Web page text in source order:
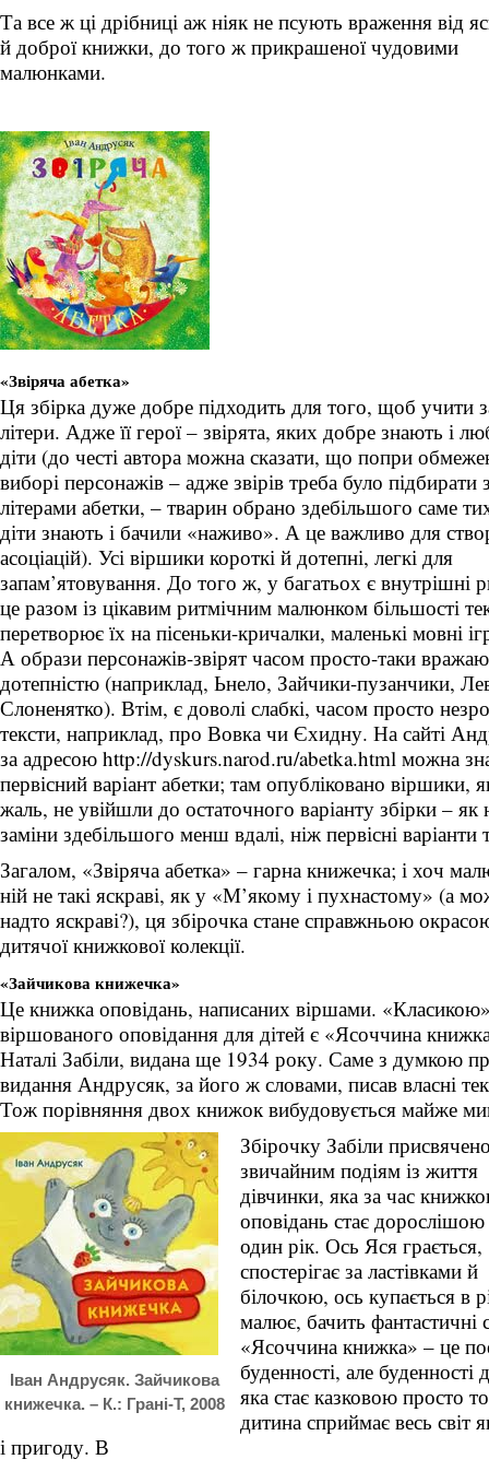
Та все ж ці дрібниці аж ніяк не псують враження від
й доброї книжки, до того ж прикрашеної чудовими
малюнками.
«Звіряча абетка»
Ця збірка дуже добре підходить для того, щоб учити
літери. Адже її герої – звірята, яких добре знають і
діти (до честі автора можна сказати, що попри
виборі персонажів – адже звірів треба було підбирати
літерами абетки, – тварин обрано здебільшого саме
діти знають і бачили «наживо». А це важливо для
асоціацій). Усі віршики короткі й дотепні, легкі для
запам’ятовування. До того ж, у багатьох є внутрішні
це разом із цікавим ритмічним малюнком більшості
перетворює їх на пісеньки-кричалки, маленькі мовні
А образи персонажів-звірят часом просто-таки
дотепністю (наприклад, Ьнело, Зайчики-пузанчики,
Слоненятко). Втім, є доволі слабкі, часом просто
тексти, наприклад, про Вовка чи Єхидну. На сайті
за адресою http://dyskurs.narod.ru/abetka.html можна
первісний варіант абетки; там опубліковано віршики,
жаль, не увійшли до остаточного варіанту збірки – як
заміни здебільшого менш вдалі, ніж первісні варіанти
Загалом, «Звіряча абетка» – гарна книжечка; і хоч
ній не такі яскраві, як у «М’якому і пухнастому» (а
надто яскраві?), ця збірочка стане справжньою
дитячої книжкової колекції.
«Зайчикова книжечка»
Це книжка оповідань, написаних віршами.
віршованого оповідання для дітей є «Ясоччина
Наталі Забіли, видана ще 1934 року. Саме з думкою
видання Андрусяк, за його ж словами, писав власні
Тож порівняння двох книжок вибудовується майже
Іван Андрусяк. Зайчикова
книжечка. – К.: Грані-Т, 2008
Збірочку Забіли
звичайним подіям із життя
дівчинки, яка за час
оповідань стає
один рік. Ось Яся грається,
спостерігає за ластівками й
білочкою, ось купається в
малює, бачить фантастичні
«Ясоччина книжка» – це
буденності, але буденності
яка стає казковою просто
дитина сприймає весь світ
і пригоду. В